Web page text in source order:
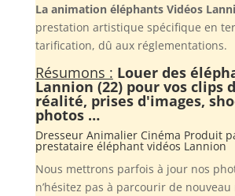
La animation éléphants Vidéos
prestation artistique spécifique en
tarification, dû aux réglementations.
Résumons : Louer des
Lannion (22) pour vos clips
réalité, prises d'images,
photos …
Dresseur Animalier Cinéma Produit
prestataire éléphant vidéos Lannion
Nous mettrons parfois à jour nos
n’hésitez pas à parcourir de nouveau